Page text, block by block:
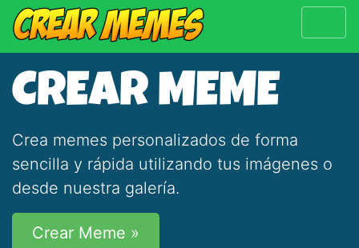
CREAR MEME
Crea memes personalizados de forma
sencilla y rápida utilizando tus imágenes o
desde nuestra galería.
Crear Meme »